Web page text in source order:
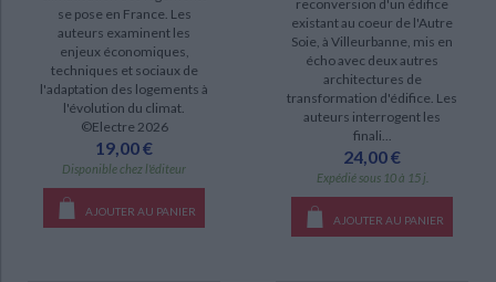
se pose en France. Les
auteurs examinent les
enjeux économiques,
techniques et sociaux de
l'adaptation des logements à
l'évolution du climat.
©Electre 2026
19,00 €
Disponible chez l'éditeur
AJOUTER AU PANIER
reconversion d'un édifice
existant au coeur de l'Autre
Soie, à Villeurbanne, mis en
écho avec deux autres
architectures de
transformation d'édifice. Les
auteurs interrogent les
finali...
24,00 €
Expédié sous 10 à 15 j.
AJOUTER AU PANIER